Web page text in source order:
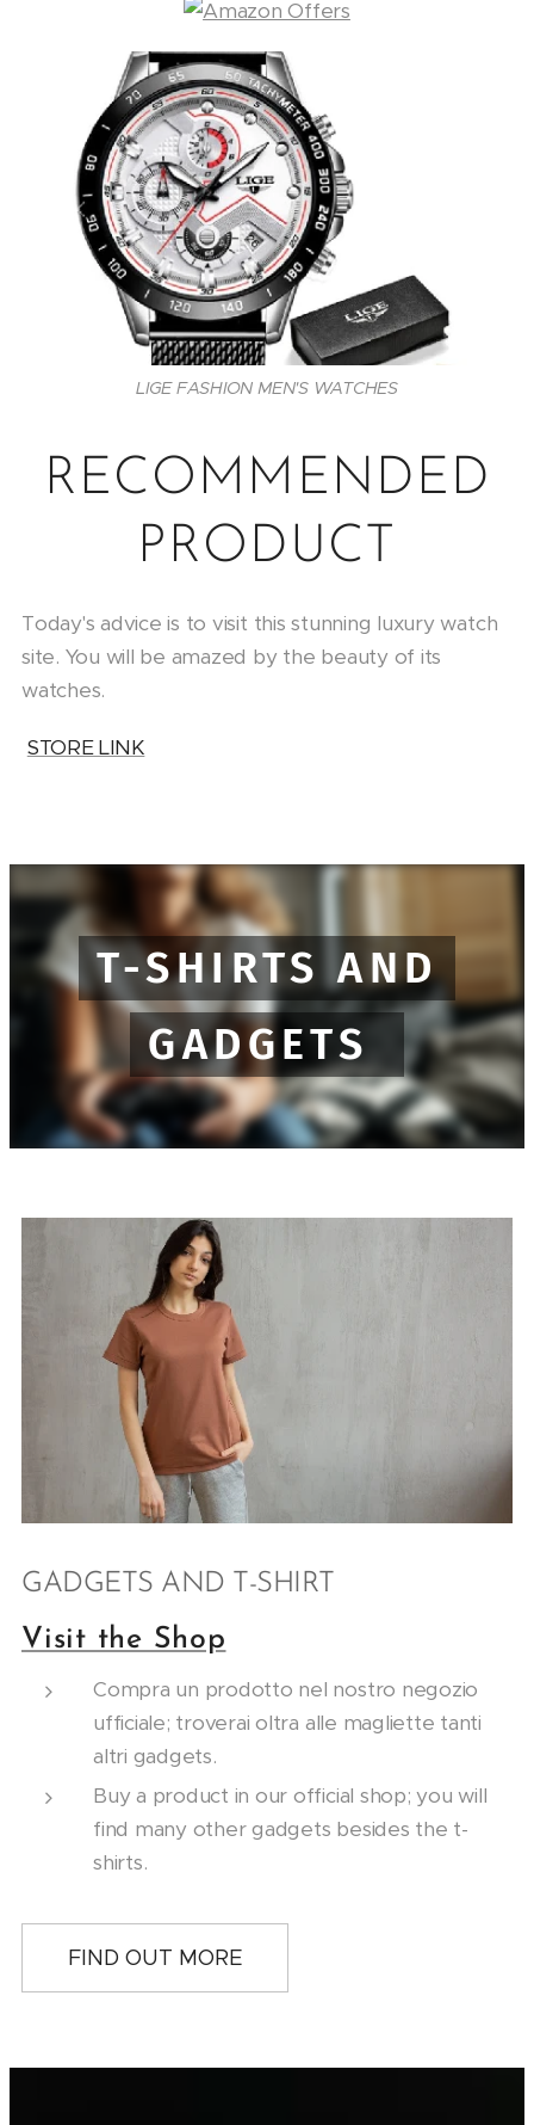
LIGE FASHION MEN'S WATCHES
RECOMMENDED
PRODUCT
Today's advice is to visit this stunning luxury watch
site. You will be amazed by the beauty of its
watches.
STORE LINK
T-SHIRTS AND
GADGETS
GADGETS AND T-SHIRT
Visit the Shop
Compra un prodotto nel nostro negozio
ufficiale; troverai oltra alle magliette tanti
altri gadgets.
Buy a product in our official shop; you will
find many other gadgets besides the t-
shirts.
FIND OUT MORE